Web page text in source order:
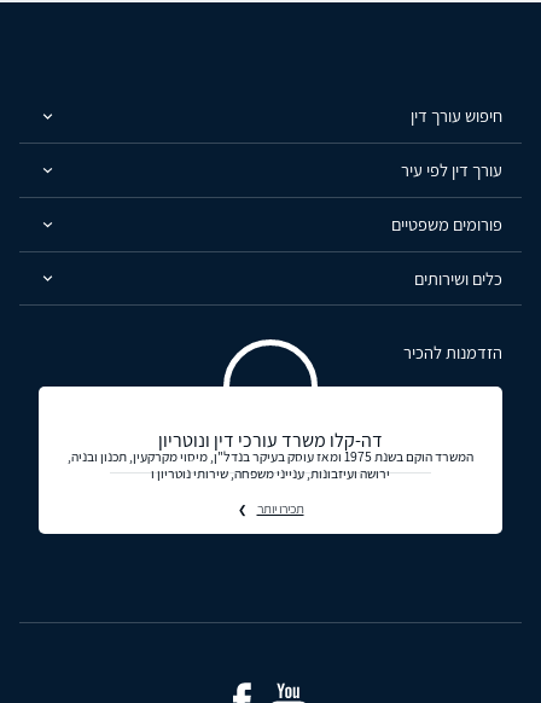
חיפוש עורך דין
עורך דין לפי עיר
פורומים משפטיים
כלים ושירותים
הזדמנות להכיר
דה-קלו משרד עורכי דין ונוטריון
המשרד הוקם בשנת 1975 ומאז עוסק בעיקר בנדל"ן, מיסוי מקרקעין, תכנון ובניה,
ירושה ועיזבונות, ענייני משפחה, שירותי נוטריון ו
תכירו יותר